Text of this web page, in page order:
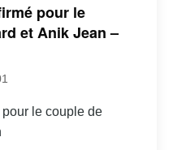
pour le
et Anik Jean –
pour le couple de